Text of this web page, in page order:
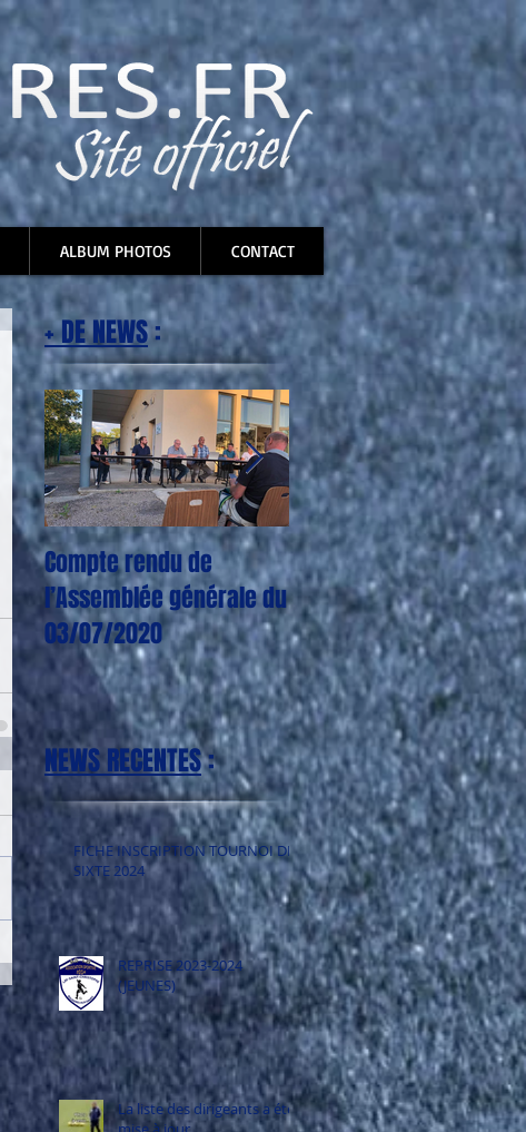
ALBUM PHOTOS CONTACT
FICHE INSCRIPTION TOURNOI DE
SIXTE 2024
REPRISE 2023-2024
(JEUNES)
La liste des dirigeants a été
NEWS RECENTES:
Compte rendu de
l’Assemblée générale du
03/07/2020
CORONAVIRUS : Plus
aucun entraînement,
match, tournoi jusqu'à
nouvel ordre
+ DE NEWS: